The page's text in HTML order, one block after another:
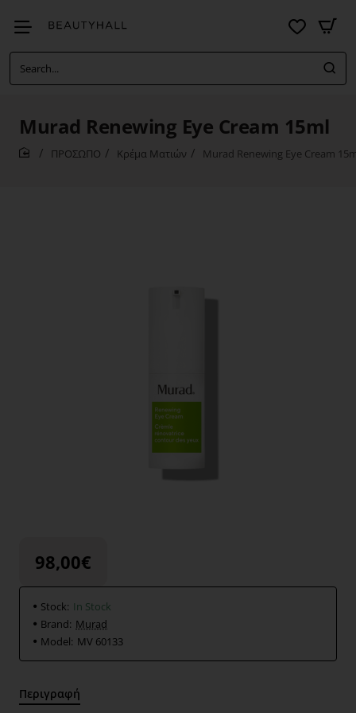
Search...
Murad Renewing Eye Cream 15ml
ΠΡΟΣΩΠΟ Κρέμα Ματιών Murad Renewing Eye Cream
98,00€
Stock: In Stock
Brand: Murad
Model: ΜV 60133
Περιγραφή